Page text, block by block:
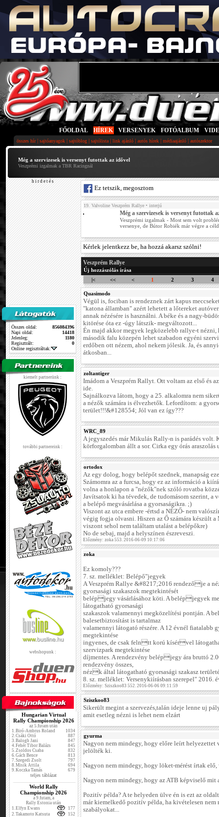
FŐOLDAL HÍREK VERSENYEK FOTÓALBUM
összes hír| sajtóanyagok | sajtóblog | sajtólista | link ajánló | autós hírek | médiaajánló | autószektor
Még a szervizesek is versenyt futottak az idővel
Veszprémi izgalmak a TBR Racingnál
h i r d e t é s
Összes oldal:
856084396
Napi oldal:
14418
Jelenleg:
1180
Regisztrált:
0
Online regisztráltak:
kiemelt partnerünk :
további partnereink :
webshopunk :
Hungarian Virtual
Rally Championship 2026
az 5.futam után
1.Biró-Ambrus Roland
1034
2.Csáki Ottó
887
3.Balogh Jani
847
4.Fehér Tibor Balázs
845
5.Zsoldos Csaba
832
6.Gách Bence
813
7.Szegedi Zsolt
797
8.Misik Attila
694
9.Koczka Tamás 679
teljes táblázat
World Rally
Championship 2026
a 9.futam, a
Rally Estonia után
1.Elfyn Ewans
177
2.Takamoto Katsuta
152
Ez tetszik, megosztom
19. Valvoline Veszprém Rallye • interjú
Még a szervizesek is versenyt futottak
Veszprémi izgalmak - Most sem volt
versenye, de Bútor Robiék már végre a
Kérlek jelentkezz be, ha hozzá akarsz szólni!
Veszprém Rallye
Új hozzászólás írása
|<
<< < 1 2 3 4
Quasimodo
Végül is, fociban is rendeznek zárt kapus
"katona államban" azért lehetett a lőtereket
annak nézésére is használni. A béke és a nagy-
kitörése óta ez -úgy látszik- megváltozott...
Én majd akkor megyek legközelebb rallye-t nézni,
második falu közepén lehet szabadon egyéni
erdőben ott nézem, ahol nekem jólesik. Ja, és
átkosban...
zoltantiger
Imádom a Veszprém Rallyt. Ott voltam az első és
ide.
Sajnálkozva látom, hogy a 25. alkalomra nem
a nézők számára is élvezhetők. Lefordítom: a
terület!!!&#128554; Jól van ez így???
WRC_89
A jegyszedés már Mikulás Rally-n is parádés
körforgalomban állt a sor. Cirka egy órás araszolás
ortodox
Az egy dolog, hogy belépőt szednek, manapság
Számomra az a furcsa, hogy ez az információ a
volna a honlapon a "nézők"nek szóló rovatba
Javítsatok ki ha tévedek, de tudomásom szerint, a
a belépő megvásárlása a gyorsaságikra. ;)
Viszont az utca embere -értsd a NÉZŐ- nem
végig fogja olvasni. Hiszen az Ő számára készült a
viszont sehol nem találtam utalást a belépőkre)
No de sebaj, majd a helyszínen észreveszi.
Előzmény: zoka 553. 2016-06-09 10:17:06
zoka
Ez komoly???
7. sz. melléklet: Belépő"jegyek
A Veszprém Rallye &#8217;2016 rendezője a
gyorsasági szakaszok megtekintését
belépjegy vásárlásához köti. A belépjegyek
látogatható gyorsasági
szakaszok valamennyi megközelítési pontján. A
balesetbiztosítást is tartalmaz
valamennyi látogató részére. A 12 évnél fiatalabb
megtekintése
ingyenes, de csak felntt korú kísérvel
szervizpark megtekintése
díjmentes. A rendezvény belépjegy ára bruttó
rendezvény összes,
nézk által látogatható gyorsasági szakasz
8. sz. melléklet: Versenykiírásban szerepel" 2016.
Előzmény: Sziszkoo83 552. 2016-06-06 09:11:59
Sziszkoo83
Sikerült megint a szervezés,talán ideje lenne uj
amit esetleg nézni is lehet nem elzárt
gyurma
Nagyon nem mindegy, hogy előre leírt
jelölték ki.
Nagyon nem mindegy, hogy löket-mérést írtak elő,
Nagyon nem mindegy, hogy az ATB képviselő mit
Pozitív példa? A te helyeden ülve én is ezt az
már kiemelkedő pozitív példa, ha kivételesen nem
szabályokat...